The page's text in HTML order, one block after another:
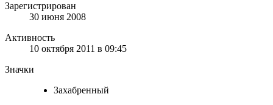
Зарегистрирован
30 июня 2008
Активность
10 октября 2011 в 09:45
Значки
Захабренный